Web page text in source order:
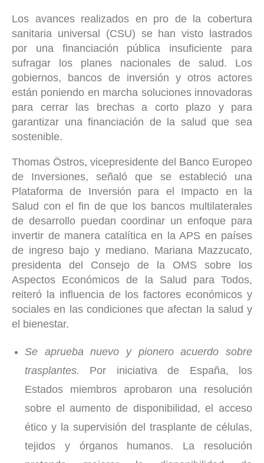
Los avances realizados en pro de la cobertura
sanitaria universal (CSU) se han visto lastrados
por una financiación pública insuficiente para
sufragar los planes nacionales de salud. Los
gobiernos, bancos de inversión y otros actores
están poniendo en marcha soluciones innovadoras
para cerrar las brechas a corto plazo y para
garantizar una financiación de la salud que sea
sostenible.
Thomas Östros, vicepresidente del Banco Europeo
de Inversiones, señaló que se estableció una
Plataforma de Inversión para el Impacto en la
Salud con el fin de que los bancos multilaterales
de desarrollo puedan coordinar un enfoque para
invertir de manera catalítica en la APS en países
de ingreso bajo y mediano. Mariana Mazzucato,
presidenta del Consejo de la OMS sobre los
Aspectos Económicos de la Salud para Todos,
reiteró la influencia de los factores económicos y
sociales en las condiciones que afectan la salud y
el bienestar.
Se aprueba nuevo y pionero acuerdo sobre
trasplantes. Por iniciativa de España, los
Estados miembros aprobaron una resolución
sobre el aumento de disponibilidad, el acceso
ético y la supervisión del trasplante de células,
tejidos y órganos humanos. La resolución